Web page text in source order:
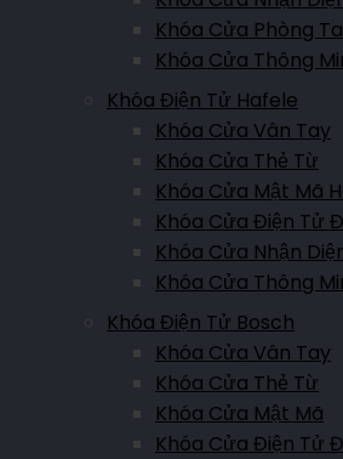
Khóa Cửa Phòng
Khóa Cửa Thông
Khóa Điện Tử Hafele
Khóa Cửa Vân Tay
Khóa Cửa Thẻ Từ
Khóa Cửa Mật Mã
Khóa Cửa Điện Tử
Khóa Cửa Nhận
Khóa Cửa Thông
Khóa Điện Tử Bosch
Khóa Cửa Vân Tay
Khóa Cửa Thẻ Từ
Khóa Cửa Mật Mã
Khóa Cửa Điện Tử